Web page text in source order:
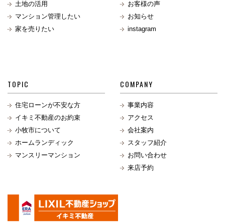
土地の活用
マンション管理したい
家を売りたい
お客様の声
お知らせ
instagram
TOPIC
住宅ローンが不安な方
イキミ不動産のお約束
小牧市について
ホームランディック
マンスリーマンション
COMPANY
事業内容
アクセス
会社案内
スタッフ紹介
お問い合わせ
来店予約